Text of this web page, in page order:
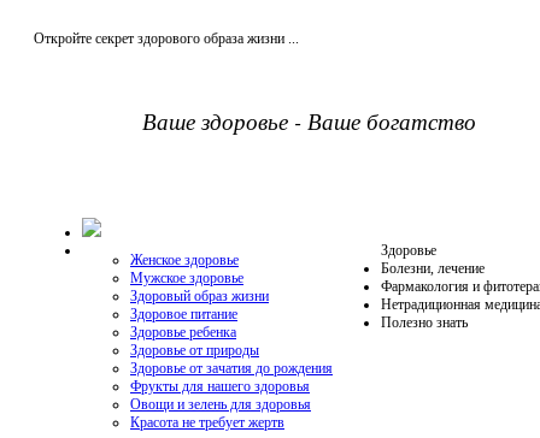
Откройте секрет здорового образа жизни ...
Ваше здоровье - Ваше богатство
Здоровье
Женское здоровье
Мужское здоровье
Здоровый образ жизни
Здоровое питание
Здоровье ребенка
Здоровье от природы
Здоровье от зачатия до рождения
Фрукты для нашего здоровья
Овощи и зелень для здоровья
Красота не требует жертв
Болезни, лечение
Фармакология и
Нетрадиционная
Полезно знать